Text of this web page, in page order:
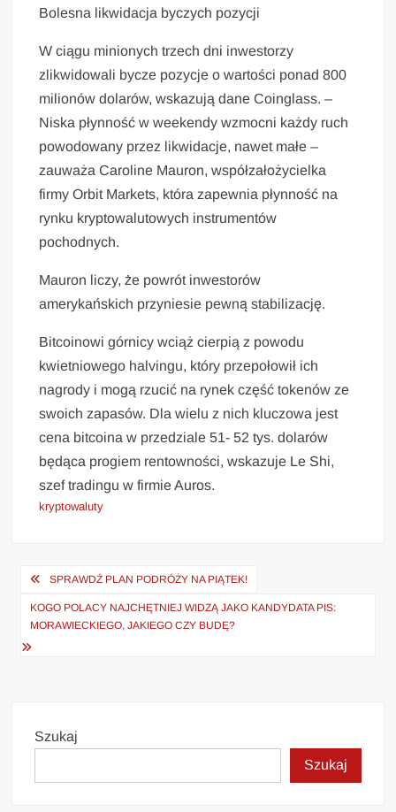
Bolesna likwidacja byczych pozycji
W ciągu minionych trzech dni inwestorzy
zlikwidowali bycze pozycje o wartości ponad 800
milionów dolarów, wskazują dane Coinglass. –
Niska płynność w weekendy wzmocni każdy ruch
powodowany przez likwidacje, nawet małe –
zauważa Caroline Mauron, współzałożycielka
firmy Orbit Markets, która zapewnia płynność na
rynku kryptowalutowych instrumentów
pochodnych.
Mauron liczy, że powrót inwestorów
amerykańskich przyniesie pewną stabilizację.
Bitcoinowi górnicy wciąż cierpią z powodu
kwietniowego halvingu, który przepołowił ich
nagrody i mogą rzucić na rynek część tokenów ze
swoich zapasów. Dla wielu z nich kluczowa jest
cena bitcoina w przedziale 51- 52 tys. dolarów
będąca progiem rentowności, wskazuje Le Shi,
szef tradingu w firmie Auros.
kryptowaluty
Nawigacja
wpisu
SPRAWDŹ PLAN PODRÓŻY NA PIĄTEK!
KOGO POLACY NAJCHĘTNIEJ WIDZĄ JAKO KANDYDATA PIS:
MORAWIECKIEGO, JAKIEGO CZY BUDĘ?
Szukaj
Szukaj